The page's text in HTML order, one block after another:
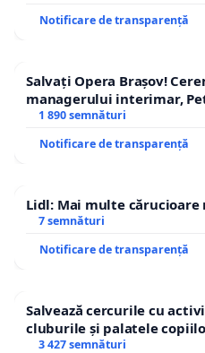
Notificare de transparență
Salvați Opera Brașov!
managerului interimar,
1 890 semnături
Notificare de transparență
Lidl: Mai multe
7 semnături
Notificare de transparență
Salvează cercurile cu
cluburile și palatele
3 427 semnături